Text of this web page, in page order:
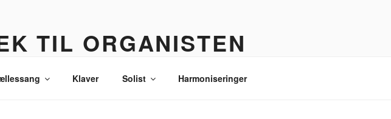
TIL ORGANISTEN
Klaver Solist Harmoniseringer